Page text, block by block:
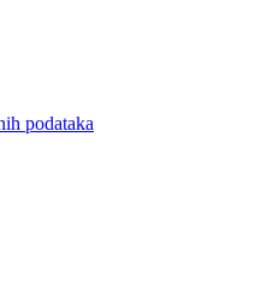
podataka